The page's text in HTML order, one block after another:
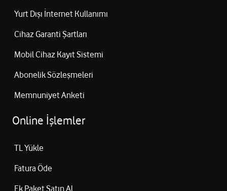
Yurt Dışı İnternet Kullanımı
Cihaz Garanti Şartları
Mobil Cihaz Kayıt Sistemi
Abonelik Sözleşmeleri
Memnuniyet Anketi
Online İşlemler
TL Yükle
Fatura Öde
Ek Paket Satın Al